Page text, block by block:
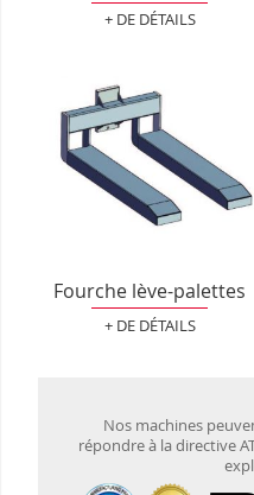
+ DE DÉTAILS
Fourche lève-palettes
+ DE DÉTAILS
Nos machines
répondre à la directive